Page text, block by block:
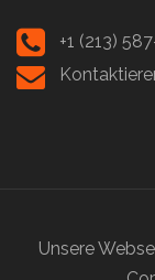
+1 (213)
Unsere